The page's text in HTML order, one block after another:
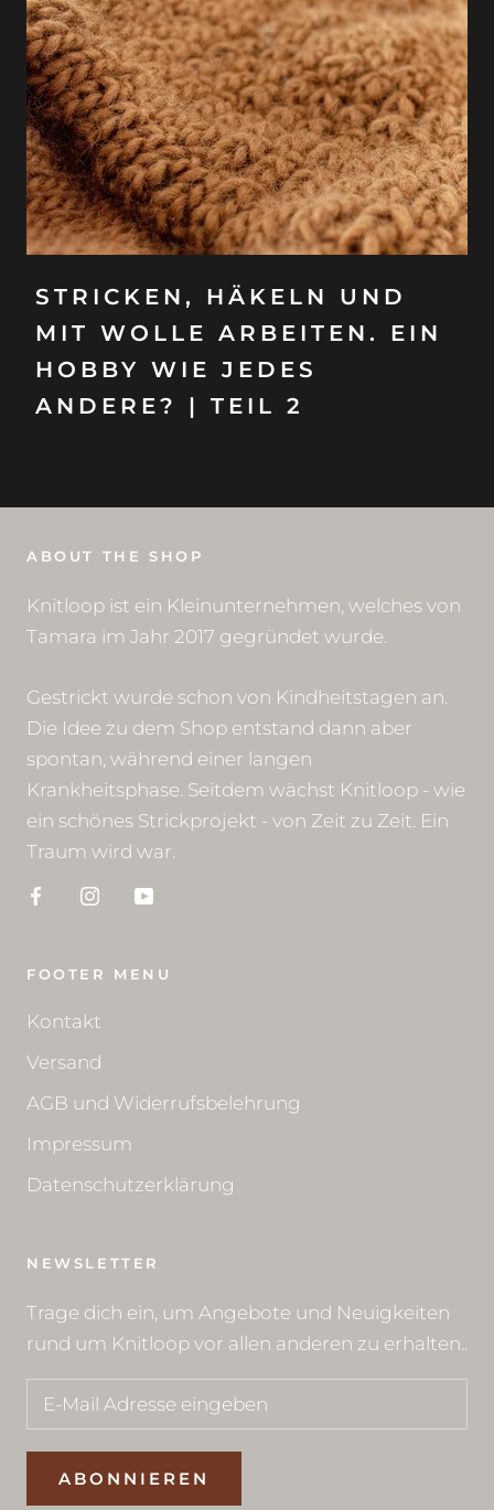
STRICKEN, HÄKELN UND
MIT WOLLE ARBEITEN. EIN
HOBBY WIE JEDES
ANDERE? | TEIL 2
ABOUT THE SHOP
Knitloop ist ein Kleinunternehmen, welches von
Tamara im Jahr 2017 gegründet wurde.
Gestrickt wurde schon von Kindheitstagen an.
Die Idee zu dem Shop entstand dann aber
spontan, während einer langen
Krankheitsphase. Seitdem wächst Knitloop - wie
ein schönes Strickprojekt - von Zeit zu Zeit. Ein
Traum wird war.
FOOTER MENU
Kontakt
Versand
AGB und Widerrufsbelehrung
Impressum
Datenschutzerklärung
NEWSLETTER
Trage dich ein, um Angebote und Neuigkeiten
rund um Knitloop vor allen anderen zu erhalten..
ABONNIEREN